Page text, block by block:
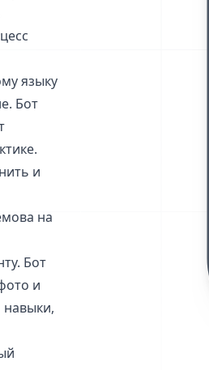
языку
Бот
и
на
Бот
и
навыки,